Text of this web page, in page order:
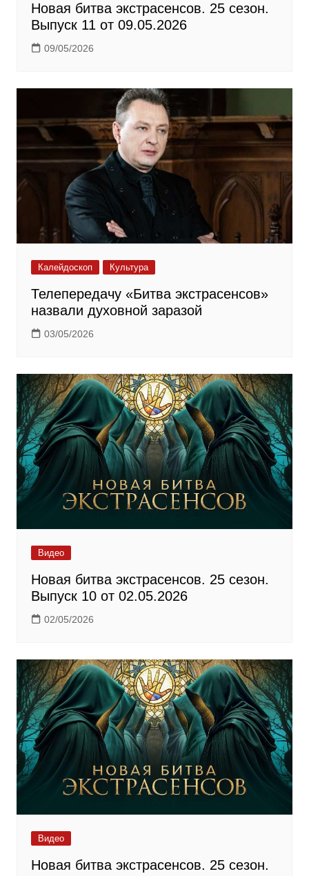
Новая битва экстрасенсов. 25 сезон.
Выпуск 11 от 09.05.2026
09/05/2026
Калейдоскоп Культура
Телепередачу «Битва экстрасенсов»
назвали духовной заразой
03/05/2026
Видео
Новая битва экстрасенсов. 25 сезон.
Выпуск 10 от 02.05.2026
02/05/2026
Видео
Новая битва экстрасенсов. 25 сезон.